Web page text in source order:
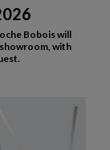
Bobois will
with